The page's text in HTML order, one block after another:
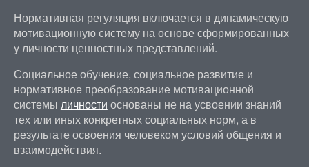
Нормативная регуляция включается в динамическую
мотивационную систему на основе сформированных
у личности ценностных представлений.
Социальное обучение, социальное развитие и
нормативное преобразование мотивационной
системы личности основаны не на усвоении знаний
тех или иных конкретных социальных норм, а в
результате освоения человеком условий общения и
взаимодействия.